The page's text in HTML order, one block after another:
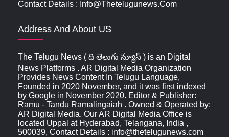
Contact Details : Info@thetelugunews.com
Address And About US
The Telugu News ( ది తెలుగు న్యూస్‌ ) is an Digital
News Platforms . AR Digital Media Organization
Provides News Content In Telugu Language,
Founded in 2020 November, and it was first indexed
by Google in November 2020. Editor & Publisher:
Ramu - Tandu Ramalingaiah . Owned & Operated by:
AR Digital Media. Our AR Digital Media Office is
located Uppal at Hyderabad, Telangana, India ,
500039, Contact Details : info@thetelugunews.com